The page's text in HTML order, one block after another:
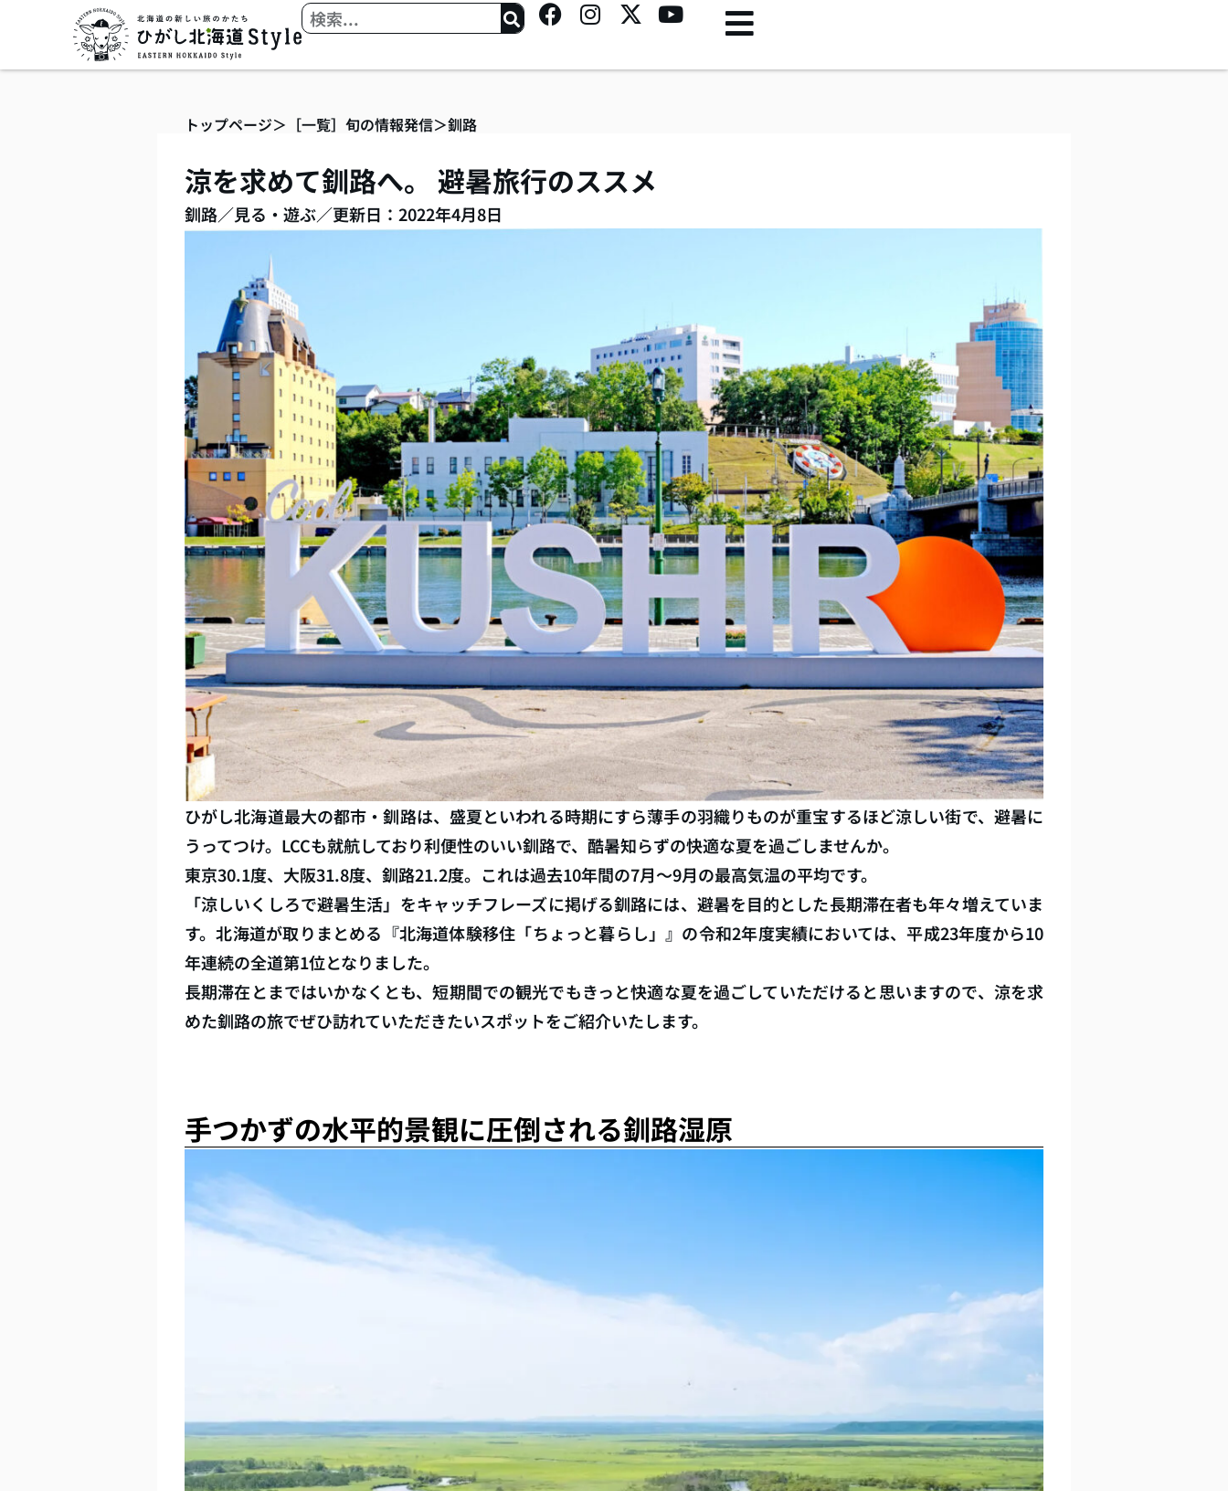
検
索
F
a
e
k
I
n
t
a
m
X
w
e
r
Y
t
トップページ＞ ［一覧］旬の情報発信＞釧路
涼を求めて釧路へ。 避暑旅行のススメ
釧路／見る・遊ぶ／更新日：2022年4月8日
ひがし北海道最大の都市・釧路は、盛夏といわれる時期にすら薄手の羽織りものが重宝するほど涼しい街で、避暑に
うってつけ。LCCも就航しており利便性のいい釧路で、酷暑知らずの快適な夏を過ごしませんか。
東京30.1度、大阪31.8度、釧路21.2度。これは過去10年間の7月～9月の最高気温の平均です。
「涼しいくしろで避暑生活」をキャッチフレーズに掲げる釧路には、避暑を目的とした長期滞在者も年々増えていま
す。北海道が取りまとめる『北海道体験移住「ちょっと暮らし」』の令和2年度実績においては、平成23年度から10
年連続の全道第1位となりました。
長期滞在とまではいかなくとも、短期間での観光でもきっと快適な夏を過ごしていただけると思いますので、涼を求
めた釧路の旅でぜひ訪れていただきたいスポットをご紹介いたします。
手つかずの水平的景観に圧倒される釧路湿原